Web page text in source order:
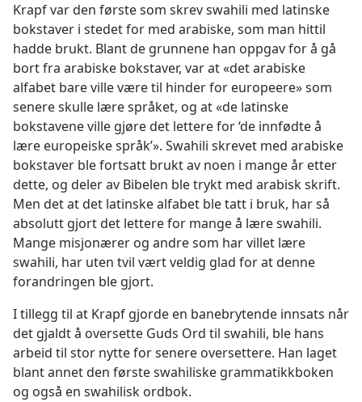
Krapf var den første som skrev swahili med latinske
bokstaver i stedet for med arabiske, som man hittil
hadde brukt. Blant de grunnene han oppgav for å gå
bort fra arabiske bokstaver, var at «det arabiske
alfabet bare ville være til hinder for europeere» som
senere skulle lære språket, og at «de latinske
bokstavene ville gjøre det lettere for ‘de innfødte å
lære europeiske språk’». Swahili skrevet med arabiske
bokstaver ble fortsatt brukt av noen i mange år etter
dette, og deler av Bibelen ble trykt med arabisk skrift.
Men det at det latinske alfabet ble tatt i bruk, har så
absolutt gjort det lettere for mange å lære swahili.
Mange misjonærer og andre som har villet lære
swahili, har uten tvil vært veldig glad for at denne
forandringen ble gjort.
I tillegg til at Krapf gjorde en banebrytende innsats når
det gjaldt å oversette Guds Ord til swahili, ble hans
arbeid til stor nytte for senere oversettere. Han laget
blant annet den første swahiliske grammatikkboken
og også en swahilisk ordbok.